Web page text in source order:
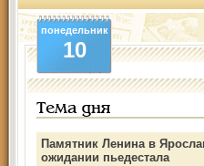
понедельник
10
Тема дня
Памятник Ленина в
ожидании пьедестала